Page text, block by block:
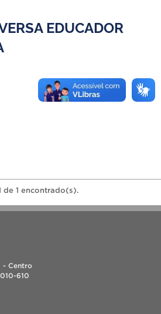
EDUCADOR
de 1 encontrado(s).
- Centro
610